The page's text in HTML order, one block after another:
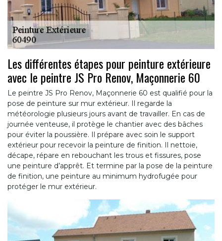
Les différentes étapes pour peinture extérieure
avec le peintre JS Pro Renov, Maçonnerie 60
Le peintre JS Pro Renov, Maçonnerie 60 est qualifié pour la
pose de peinture sur mur extérieur. Il regarde la
météorologie plusieurs jours avant de travailler. En cas de
journée venteuse, il protège le chantier avec des bâches
pour éviter la poussière. Il prépare avec soin le support
extérieur pour recevoir la peinture de finition. Il nettoie,
décape, répare en rebouchant les trous et fissures, pose
une peinture d’apprêt. Et termine par la pose de la peinture
de finition, une peinture au minimum hydrofugée pour
protéger le mur extérieur.